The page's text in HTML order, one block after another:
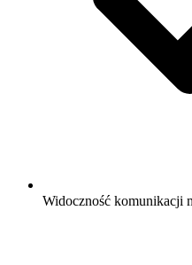
Widoczność komunikacji